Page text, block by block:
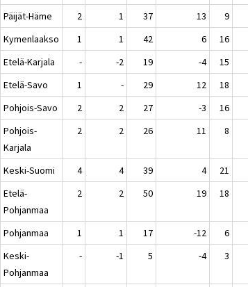
Päijät-Häme
2 1 37 13 9
Kymenlaakso
1 1 42 6 16
Etelä-Karjala
- -2 19 -4 15
Etelä-Savo
1 - 29 12 18
Pohjois-Savo
2 2 27 -3 16
Pohjois-
Karjala
2 2 26 11 8
Keski-Suomi 4 4 39 4 21
Etelä-
Pohjanmaa
2 2 50 19 18
Pohjanmaa 1 1 17 -12 6
Keski-
Pohjanmaa
- -1 5 -4 3